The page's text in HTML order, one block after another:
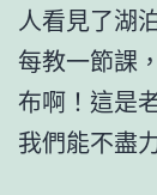
人看見了湖
每教一節課
布啊！這是
我們能不盡